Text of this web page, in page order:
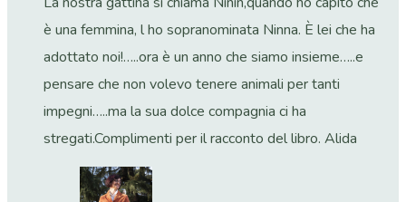
è una femmina, l ho sopranominata Ninna. È lei che ha
adottato noi!…..ora è un anno che siamo insieme…..e
pensare che non volevo tenere animali per tanti
impegni…..ma la sua dolce compagnia ci ha
stregati.Complimenti per il racconto del libro. Alida